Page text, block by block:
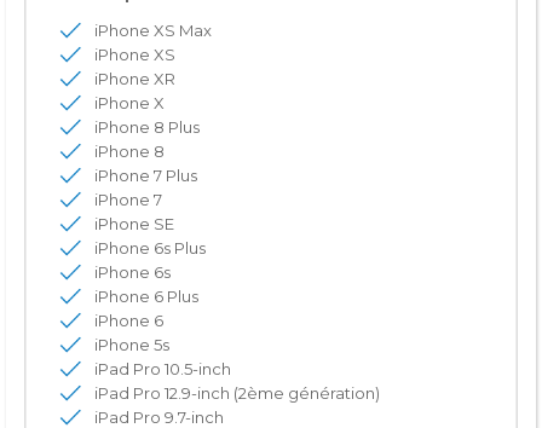
iPhone XS Max
iPhone XS
iPhone XR
iPhone X
iPhone 8 Plus
iPhone 8
iPhone 7 Plus
iPhone 7
iPhone SE
iPhone 6s Plus
iPhone 6s
iPhone 6 Plus
iPhone 6
iPhone 5s
iPad Pro 10.5-inch
iPad Pro 12.9-inch (2ème génération)
iPad Pro 9.7-inch